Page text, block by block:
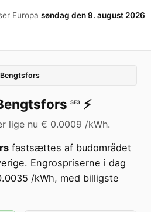
Europa søndag den 9. august 2026
Bengtsfors
SE3 ⚡️
lige nu € 0.0009 /kWh.
fastsættes af budområdet
Engrospriserne i dag
/kWh, med billigste